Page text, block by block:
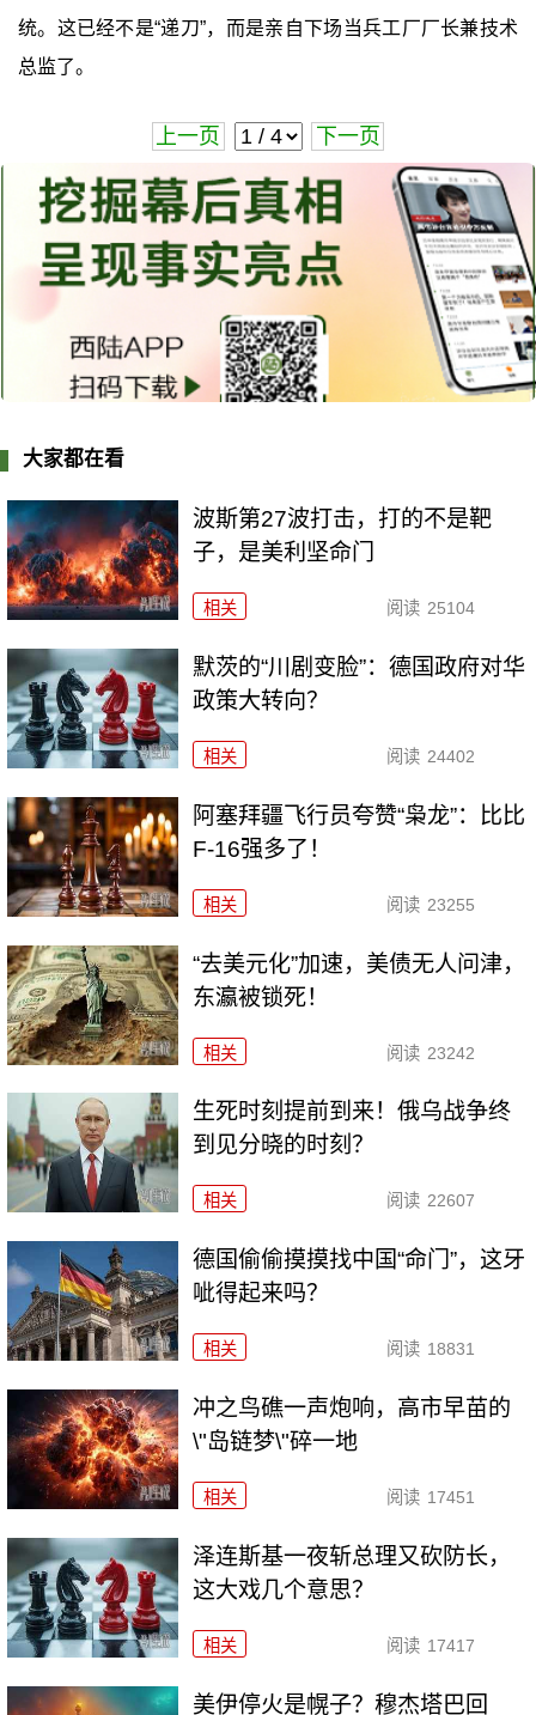
统。这已经不是“递刀”，而是亲自下场当兵工厂厂长兼技术
总监了。
上一页 下一页
大家都在看
波斯第27波打击，打的不是靶
子，是美利坚命门
相关 阅读 25104
默茨的“川剧变脸”：德国政府对华
政策大转向？
相关 阅读 24402
阿塞拜疆飞行员夸赞“枭龙”：比比
F-16强多了！
相关 阅读 23255
“去美元化”加速，美债无人问津，
东瀛被锁死！
相关 阅读 23242
生死时刻提前到来！俄乌战争终
到见分晓的时刻？
相关 阅读 22607
德国偷偷摸摸找中国“命门”，这牙
呲得起来吗？
相关 阅读 18831
冲之鸟礁一声炮响，高市早苗的
\"岛链梦\"碎一地
相关 阅读 17451
泽连斯基一夜斩总理又砍防长，
这大戏几个意思？
相关 阅读 17417
美伊停火是幌子？穆杰塔巴回